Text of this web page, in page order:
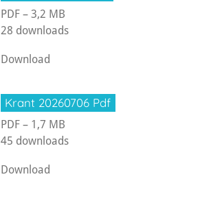
PDF – 3,2 MB
28 downloads
Download
Krant 20260706 Pdf
PDF – 1,7 MB
45 downloads
Download